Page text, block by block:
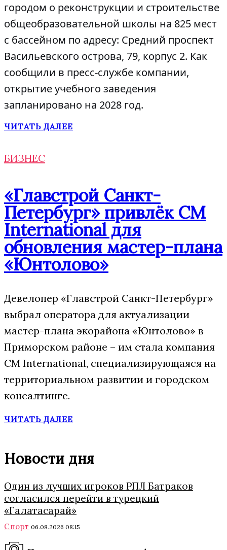
городом о реконструкции и строительстве
общеобразовательной школы на 825 мест
с бассейном по адресу: Средний проспект
Васильевского острова, 79, корпус 2. Как
сообщили в пресс-службе компании,
открытие учебного заведения
запланировано на 2028 год.
ЧИТАТЬ ДАЛЕЕ
БИЗНЕС
«Главстрой Санкт-
Петербург» привлёк CM
International для
обновления мастер-плана
«Юнтолово»
Девелопер «Главстрой Санкт-Петербург»
выбрал оператора для актуализации
мастер-плана экорайона «Юнтолово» в
Приморском районе – им стала компания
CM International, специализирующаяся на
территориальном развитии и городском
консалтинге.
ЧИТАТЬ ДАЛЕЕ
Новости дня
Один из лучших игроков РПЛ Батраков
согласился перейти в турецкий
«Галатасарай»
Спорт 06.08.2026 08:15